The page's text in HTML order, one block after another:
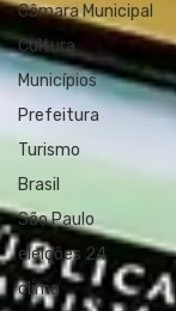
Câmara Municipal
Cultura
Municípios
Prefeitura
Turismo
Brasil
São Paulo
eleições 24
clima